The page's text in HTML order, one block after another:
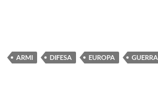
ARMI DIFESA EUROPA GUERRA